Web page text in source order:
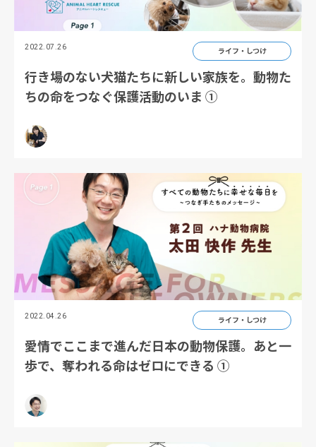
2022.07.26
ライフ・しつけ
行き場のない犬猫たちに新しい家族を。動物た
ちの命をつなぐ保護活動のいま ①
2022.04.26
ライフ・しつけ
愛情でここまで進んだ日本の動物保護。あと一
歩で、奪われる命はゼロにできる ①